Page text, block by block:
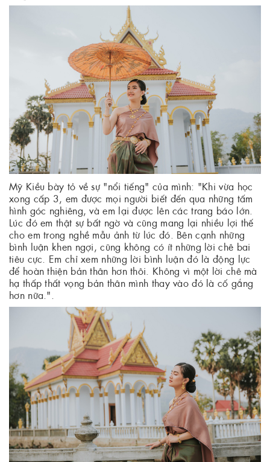
Mỹ Kiều bày tỏ về sự "nổi tiếng" của mình: "Khi vừa học
xong cấp 3, em được mọi người biết đến qua những tấm
hình góc nghiêng, và em lại được lên các trang báo lớn.
Lúc đó em thật sự bất ngờ và cũng mang lại nhiều lợi thế
cho em trong nghề mẫu ảnh từ lúc đó. Bên cạnh những
bình luận khen ngợi, cũng không có ít những lời chê bai
tiêu cực. Em chỉ xem những lời bình luận đó là động lực
để hoàn thiện bản thân hơn thôi. Không vì một lời chê mà
hạ thấp thất vọng bản thân mình thay vào đó là cố gắng
hơn nữa.".